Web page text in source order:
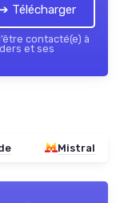
Télécharger
contacté(e) à
et ses
Mistral